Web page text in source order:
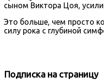
сыном Виктора Цоя,
Это больше, чем просто
силу рока с глубиной
Подписка на страницу